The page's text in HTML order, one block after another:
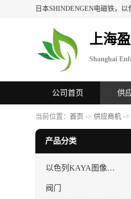
上海
Shanghai
公司首页 供
当前位置： 首页 -> 供应商机 ->
产品分类
以色列KAYA图像采集卡，数据采集卡
阀门